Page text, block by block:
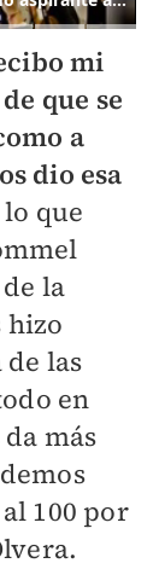
mi
que se
a
dio esa
que
la
hizo
de las
en
más
100 por